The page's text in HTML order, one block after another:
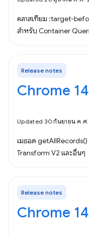
คลาสเทียม :target-
สำหรับ Container
Release notes
Chrome
Updated 30 กันยายน ค.ศ
เมธอด
Transform V2 และอื่นๆ
Release notes
Chrome